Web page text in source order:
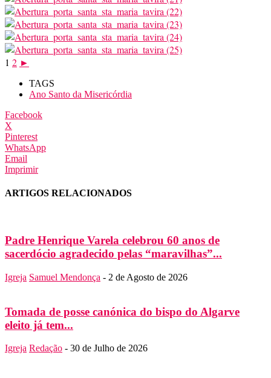
1 2 ►
TAGS
Ano Santo da Misericórdia
Facebook
X
Pinterest
WhatsApp
Email
Imprimir
ARTIGOS RELACIONADOS
Padre Henrique Varela celebrou 60 anos de
sacerdócio agradecido pelas “maravilhas”...
Igreja Samuel Mendonça - 2 de Agosto de 2026
Tomada de posse canónica do bispo do Algarve
eleito já tem...
Igreja Redação - 30 de Julho de 2026